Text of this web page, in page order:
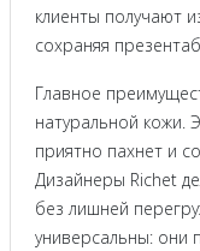
клиенты получают
сохраняя
Главное
натуральной кожи.
приятно пахнет и
Дизайнеры Richet
без лишней
универсальны: они